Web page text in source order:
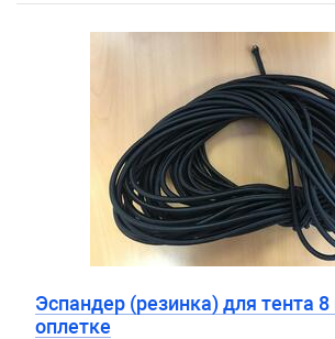
Эспандер (резинка) для тента
оплетке